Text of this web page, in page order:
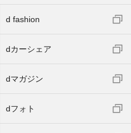
d fashion
dカーシェア
dマガジン
dフォト